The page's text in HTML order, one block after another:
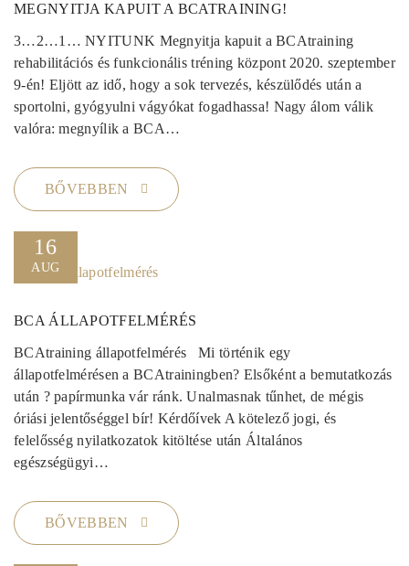
MEGNYITJA KAPUIT A BCATRAINING!
3…2…1… NYITUNK Megnyitja kapuit a BCAtraining
rehabilitációs és funkcionális tréning központ 2020. szeptember
9-én! Eljött az idő, hogy a sok tervezés, készülődés után a
sportolni, gyógyulni vágyókat fogadhassa! Nagy álom válik
valóra: megnyílik a BCA…
BŐVEBBEN
16
AUG
BCA ÁLLAPOTFELMÉRÉS
BCAtraining állapotfelmérés Mi történik egy
állapotfelmérésen a BCAtrainingben? Elsőként a bemutatkozás
után ? papírmunka vár ránk. Unalmasnak tűnhet, de mégis
óriási jelentőséggel bír! Kérdőívek A kötelező jogi, és
felelősség nyilatkozatok kitöltése után Általános
egészségügyi…
BŐVEBBEN